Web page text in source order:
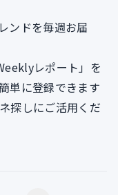
ンドを毎週お届
レポート」を
単に登録できます
探しにご活用くだ